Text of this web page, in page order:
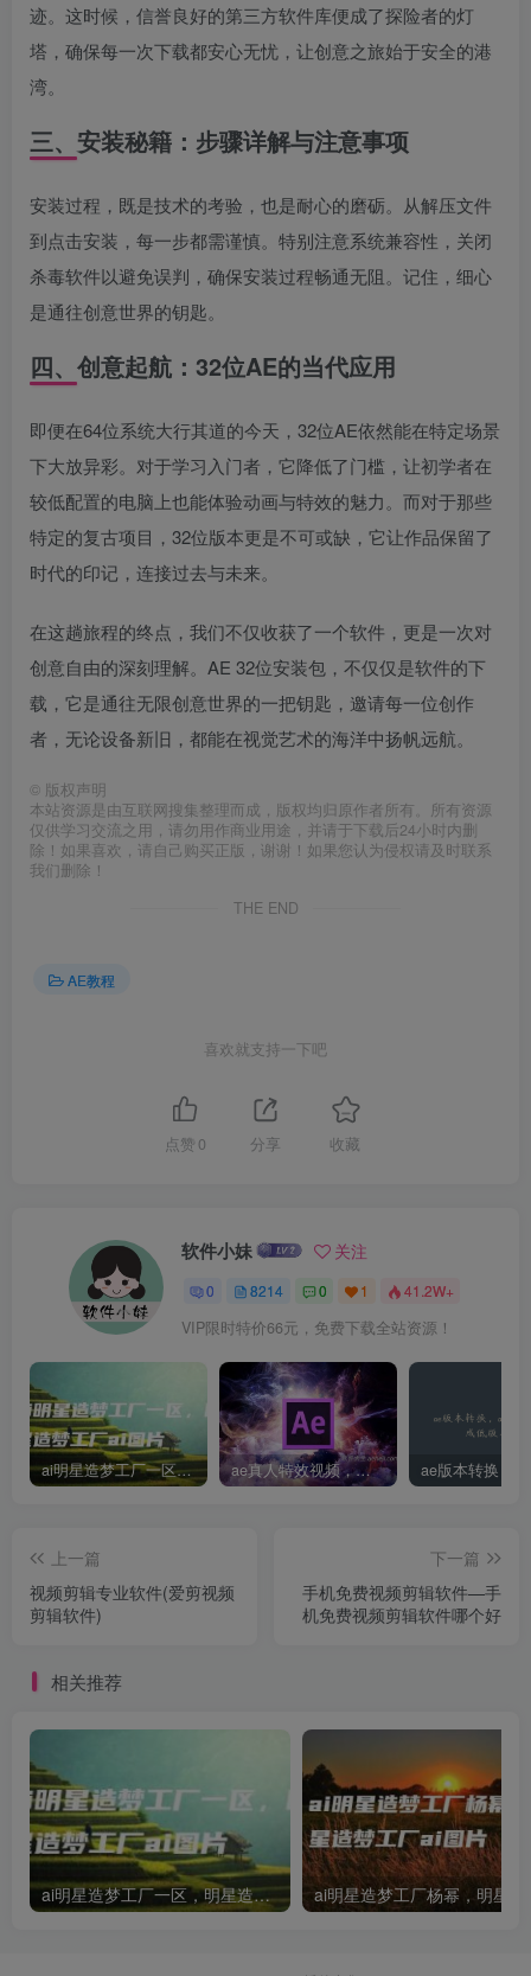
迹。这时候，信誉良好的第三方软件库便成了探险者的灯
塔，确保每一次下载都安心无忧，让创意之旅始于安全的港
湾。
三、安装秘籍：步骤详解与注意事项
安装过程，既是技术的考验，也是耐心的磨砺。从解压文件
到点击安装，每一步都需谨慎。特别注意系统兼容性，关闭
杀毒软件以避免误判，确保安装过程畅通无阻。记住，细心
是通往创意世界的钥匙。
四、创意起航：32位AE的当代应用
即便在64位系统大行其道的今天，32位AE依然能在特定场景
下大放异彩。对于学习入门者，它降低了门槛，让初学者在
较低配置的电脑上也能体验动画与特效的魅力。而对于那些
特定的复古项目，32位版本更是不可或缺，它让作品保留了
时代的印记，连接过去与未来。
在这趟旅程的终点，我们不仅收获了一个软件，更是一次对
创意自由的深刻理解。AE 32位安装包，不仅仅是软件的下
载，它是通往无限创意世界的一把钥匙，邀请每一位创作
者，无论设备新旧，都能在视觉艺术的海洋中扬帆远航。
© 版权声明
本站资源是由互联网搜集整理而成，版权均归原作者所有。所有资源
仅供学习交流之用，请勿用作商业用途，并请于下载后24小时内删
除！如果喜欢，请自己购买正版，谢谢！如果您认为侵权请及时联系
我们删除！
THE END
AE教程
喜欢就支持一下吧
点赞 0 分享 收藏
软件小妹 关注
0 8214 0 1 41.2W+
VIP限时特价66元，免费下载全站资源！
ai明星造梦工厂一区，明星造梦工厂ai图片 ae真人特效视频，大学生第一次做ppt怎么做
上一篇
视频剪辑专业软件(爱剪视频
剪辑软件)
下一篇
手机免费视频剪辑软件—手
机免费视频剪辑软件哪个好
相关推荐
ai明星造梦工厂一区，明星造梦工厂ai图片